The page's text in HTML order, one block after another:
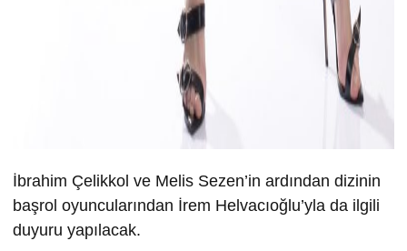
İbrahim Çelikkol ve Melis Sezen’in ardından dizinin
başrol oyuncularından İrem Helvacıoğlu’yla da ilgili
duyuru yapılacak.